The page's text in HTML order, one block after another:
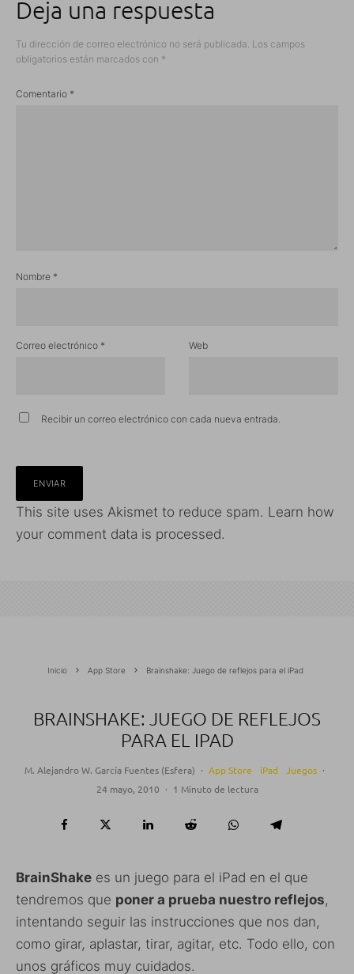
Deja una respuesta
Tu dirección de correo electrónico no será publicada. Los campos
obligatorios están marcados con *
Comentario *
Nombre *
Correo electrónico * Web
Recibir un correo electrónico con cada nueva entrada.
This site uses Akismet to reduce spam. Learn how
your comment data is processed.
Inicio App Store Brainshake: Juego de reflejos para el iPad
BRAINSHAKE: JUEGO DE REFLEJOS
PARA EL IPAD
M. Alejandro W. García Fuentes (Esfera) · App Store iPad Juegos ·
24 mayo, 2010 · 1 Minuto de lectura
BrainShake es un juego para el iPad en el que
tendremos que poner a prueba nuestro reflejos,
intentando seguir las instrucciones que nos dan,
como girar, aplastar, tirar, agitar, etc. Todo ello, con
unos gráficos muy cuidados.